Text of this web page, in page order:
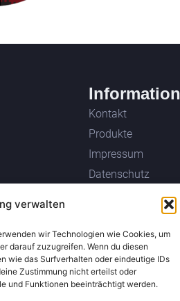
verwalten
wir Technologien wie Cookies, um
darauf zuzugreifen. Wenn du diesen
wie das Surfverhalten oder eindeutige IDs
Zustimmung nicht erteilst oder
und Funktionen beeinträchtigt werden.
Kontakt
Produkte
Impressum
Datenschutz
Alle Bildrechte